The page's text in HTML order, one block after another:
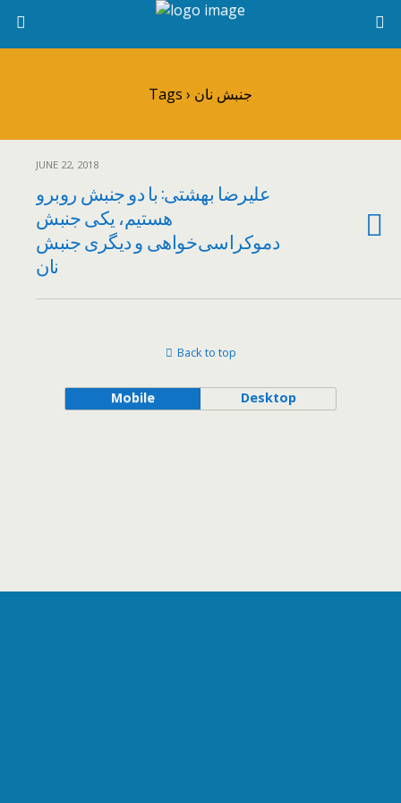
Tags › جنبش نان
JUNE 22, 2018
علیرضا بهشتی: با دو جنبش‌ روبرو
هستیم، یکی جنبش
دموکراسی‌خواهی و دیگری جنبش
نان
Back to top
Mobile Desktop